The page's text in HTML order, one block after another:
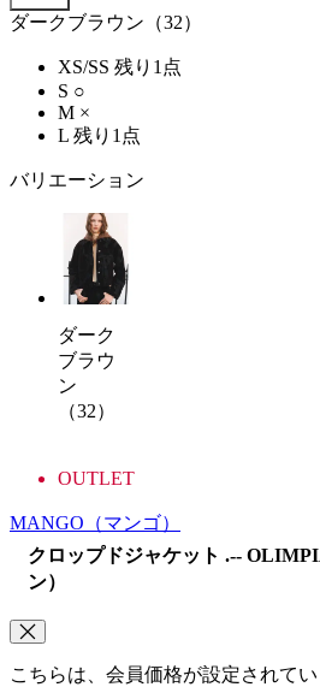
ダークブラウン（32）
XS/SS 残り1点
S ○
M ×
L 残り1点
バリエーション
ダーク
ブラウ
ン
（32）
OUTLET
MANGO （マンゴ）
クロップドジャケット .--
ン）
こちらは、会員価格が設定されてい